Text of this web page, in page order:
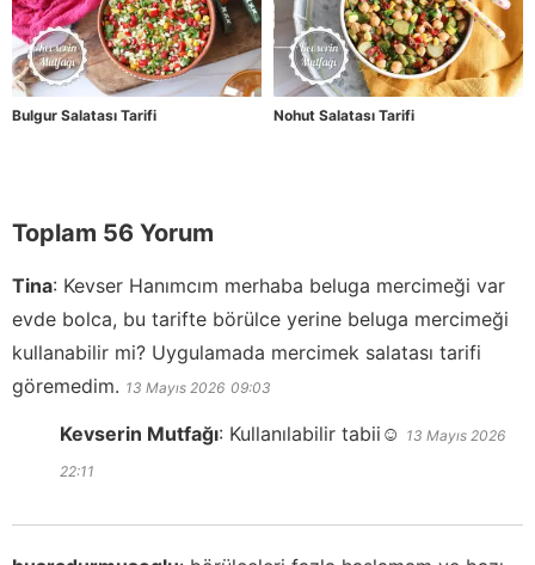
Bulgur Salatası Tarifi Nohut Salatası Tarifi
Toplam 56 Yorum
Tina: Kevser Hanımcım merhaba beluga mercimeği var
evde bolca, bu tarifte börülce yerine beluga mercimeği
kullanabilir mi? Uygulamada mercimek salatası tarifi
göremedim. 13 Mayıs 2026 09:03
Kevserin Mutfağı: Kullanılabilir tabii☺️ 13 Mayıs 2026
22:11